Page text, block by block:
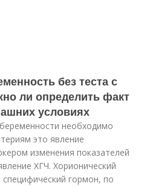
без теста с
ли определить факт
условиях
необходимо
это явление
изменения показателей
ХГЧ. Хорионический
гормон, по